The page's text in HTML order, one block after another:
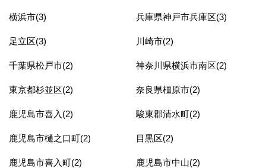
横浜市(3) 兵庫県神戸市兵庫区(3)
足立区(3) 川崎市(2)
千葉県松戸市(2) 神奈川県横浜市南区(2)
東京都杉並区(2) 奈良県橿原市(2)
鹿児島市喜入(2) 駿東郡清水町(2)
鹿児島市樋之口町(2) 目黒区(2)
鹿児島市喜入町(2) 鹿児島市中山(2)